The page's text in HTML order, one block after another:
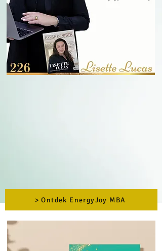
> Ontdek EnergyJoy MBA